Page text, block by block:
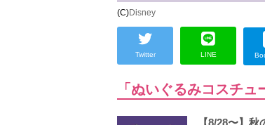
(C)Disney
Twitter LINE
「ぬいぐるみコスチ
【8/28〜】